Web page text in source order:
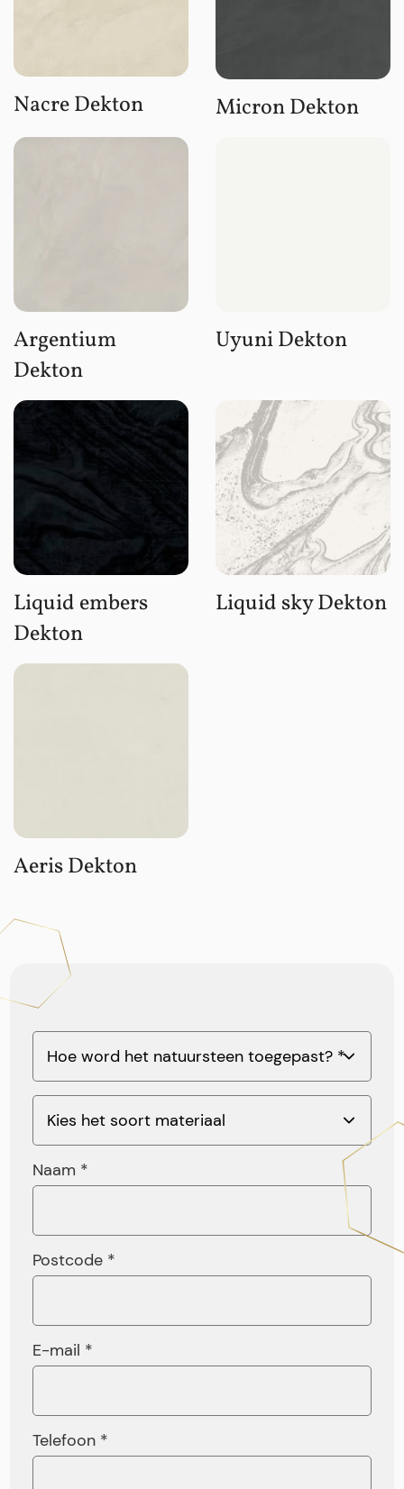
Nacre Dekton Micron Dekton
Argentium
Dekton
Uyuni Dekton
Liquid embers
Dekton
Liquid sky Dekton
Aeris Dekton
Naam *
Postcode *
E-mail *
Telefoon *